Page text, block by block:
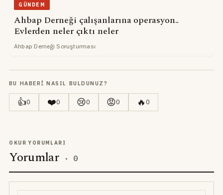
GÜNDEM
Ahbap Derneği çalışanlarına operasyon..
Evlerden neler çıktı neler
Ahbap Derneği Soruşturması
BU HABERI NASIL BULDUNUZ?
👍0 ❤️0 😢0 😡0 🔥0
OKUR YORUMLARI
Yorumlar · 0